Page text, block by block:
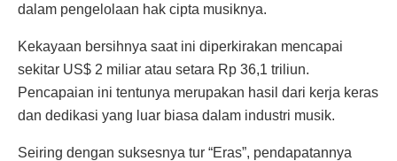
dalam pengelolaan hak cipta musiknya.
Kekayaan bersihnya saat ini diperkirakan mencapai
sekitar US$ 2 miliar atau setara Rp 36,1 triliun.
Pencapaian ini tentunya merupakan hasil dari kerja keras
dan dedikasi yang luar biasa dalam industri musik.
Seiring dengan suksesnya tur “Eras”, pendapatannya